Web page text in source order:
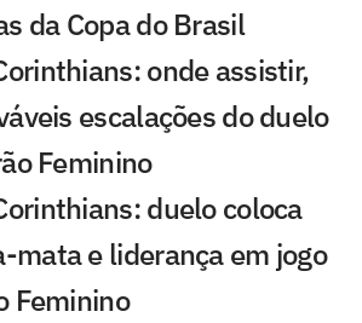
da Copa do Brasil
onde assistir,
escalações do duelo
Feminino
duelo coloca
mata e liderança em jogo
Feminino